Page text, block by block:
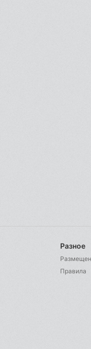
Разное
Правила